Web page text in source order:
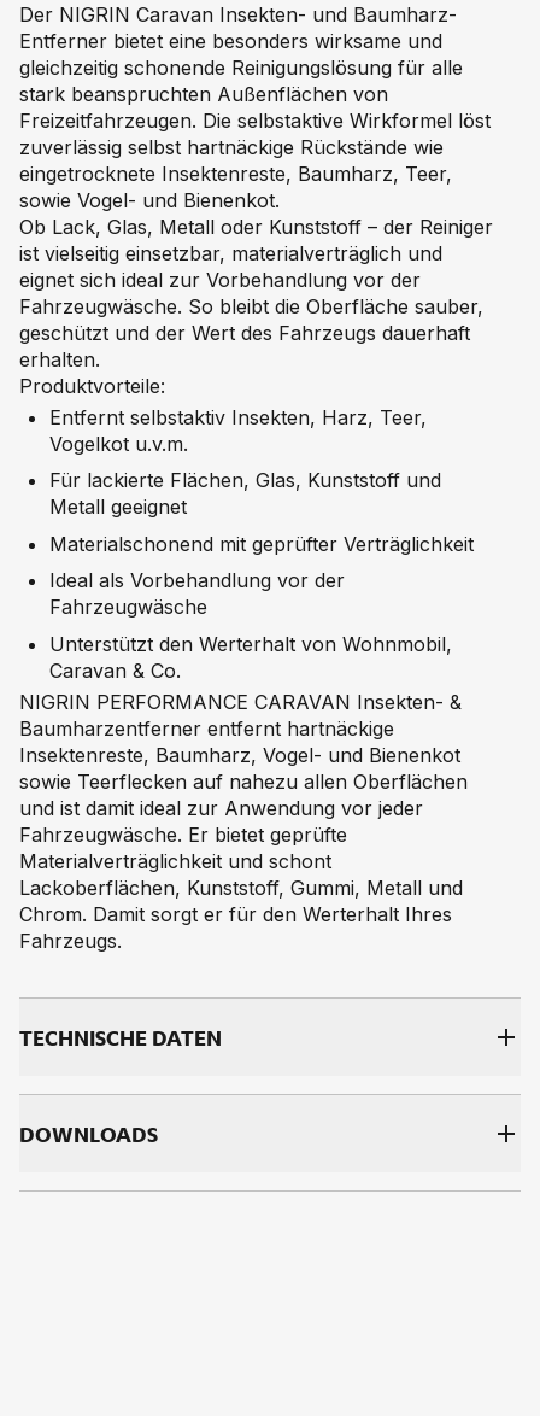
Der NIGRIN Caravan Insekten- und Baumharz-
Entferner bietet eine besonders wirksame und
gleichzeitig schonende Reinigungslösung für alle
stark beanspruchten Außenflächen von
Freizeitfahrzeugen. Die selbstaktive Wirkformel löst
zuverlässig selbst hartnäckige Rückstände wie
eingetrocknete Insektenreste, Baumharz, Teer,
sowie Vogel- und Bienenkot.
Ob Lack, Glas, Metall oder Kunststoff – der Reiniger
ist vielseitig einsetzbar, materialverträglich und
eignet sich ideal zur Vorbehandlung vor der
Fahrzeugwäsche. So bleibt die Oberfläche sauber,
geschützt und der Wert des Fahrzeugs dauerhaft
erhalten.
Produktvorteile:
Entfernt selbstaktiv Insekten, Harz, Teer,
Vogelkot u.v.m.
Für lackierte Flächen, Glas, Kunststoff und
Metall geeignet
Materialschonend mit geprüfter Verträglichkeit
Ideal als Vorbehandlung vor der
Fahrzeugwäsche
Unterstützt den Werterhalt von Wohnmobil,
Caravan & Co.
NIGRIN PERFORMANCE CARAVAN Insekten- &
Baumharzentferner entfernt hartnäckige
Insektenreste, Baumharz, Vogel- und Bienenkot
sowie Teerflecken auf nahezu allen Oberflächen
und ist damit ideal zur Anwendung vor jeder
Fahrzeugwäsche. Er bietet geprüfte
Materialverträglichkeit und schont
Lackoberflächen, Kunststoff, Gummi, Metall und
Chrom. Damit sorgt er für den Werterhalt Ihres
Fahrzeugs.
TECH­NI­SCHE DA­TEN
DOWNLOADS